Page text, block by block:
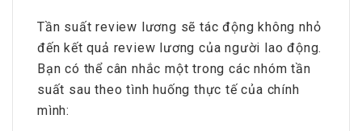
Tần suất review lương sẽ tác động không nhỏ
đến kết quả review lương của người lao động.
Bạn có thể cân nhắc một trong các nhóm tần
suất sau theo tình huống thực tế của chính
mình: